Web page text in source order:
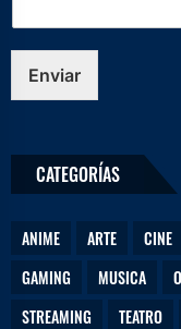
n
i
j
n
m
Enviar
CATEGORÍAS
ANIME ARTE CINE
GAMING
MUSICA
STREAMING
TEATRO